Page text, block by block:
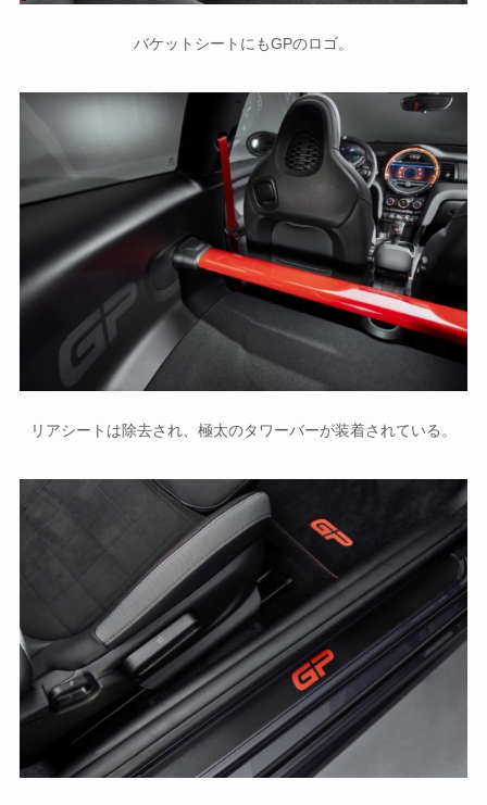
バケットシートにもGPのロゴ。
リアシートは除去され、極太のタワーバーが装着されている。